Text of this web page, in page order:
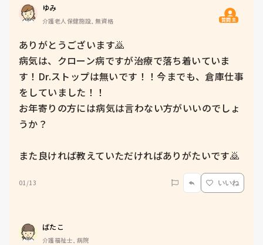
ゆみ
介護老人保健施設, 無資格 質問主
ありがとうございます🙇
病気は、クローン病ですが治療で落ち着いていま
す！Dr.ストップは無いです！！今までも、倉庫仕事
をしていました！！
お年寄りの方には病気は言わない方がいいのでしょ
うか？
また良ければ教えていただければありがたいです🙇
01/13 いいね
ばたこ
介護福祉士, 病院